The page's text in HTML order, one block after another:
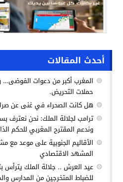
أحدث المقالات
المغرب أكبر من دعوات الفوضى…
حملات التحريض.
هل كانت الصحراء في غنى عن
ترامب لجلالة الملك: نحن نعترف
وندعم المقترح المغربي للحكم
الأقاليم الجنوبية على موعد مع
المشهد الاقتصادي
عيد العرش .. جلالة الملك يترأس
للضباط المتخرجين من المدارس